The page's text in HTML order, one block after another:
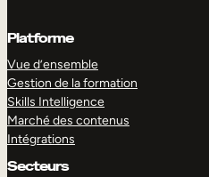
Platforme
Vue d’ensemble
Gestion de la formation
Skills Intelligence
Marché des contenus
Intégrations
Secteurs